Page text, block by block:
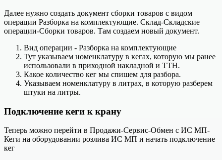
Далее нужно создать документ сборки товаров с видом
операции Разборка на комплектующие. Склад-Складские
операции-Сборки товаров. Там создаем новый документ.
Вид операции - Разборка на комплектующие
Тут указываем номенклатуру в кегах, которую мы ранее
использовали в приходной накладной и ТТН.
Какое количество кег мы спишем для разбора.
Указываем номенклатуру в литрах, в которую разберем
штуки на литры.
Подключение кеги к крану
Теперь можно перейти в Продажи-Сервис-Обмен с ИС МП-
Кеги на оборудовании розлива ИС МП и начать подключение
кег